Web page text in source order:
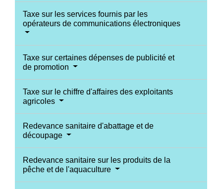
Taxe sur les services fournis par les
opérateurs de communications électroniques
Taxe sur certaines dépenses de publicité et
de promotion
Taxe sur le chiffre d'affaires des exploitants
agricoles
Redevance sanitaire d'abattage et de
découpage
Redevance sanitaire sur les produits de la
pêche et de l'aquaculture